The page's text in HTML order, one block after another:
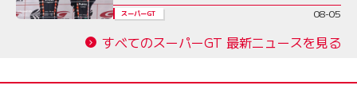
スーパーGT 08-05
すべてのスーパーGT 最新ニュースを見る